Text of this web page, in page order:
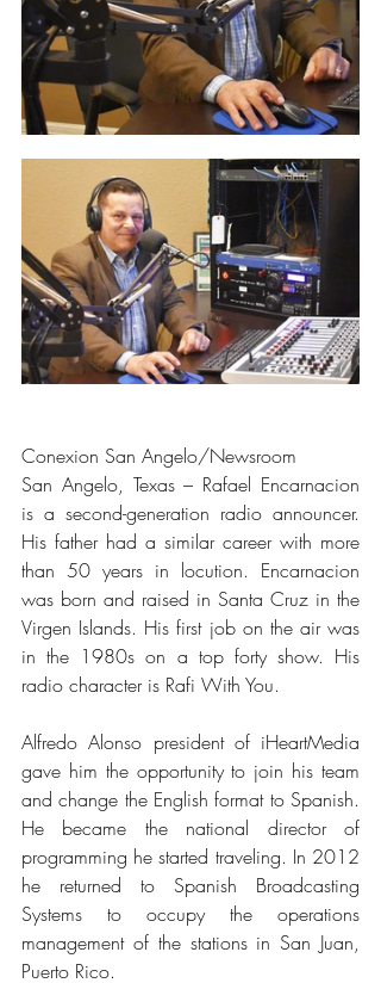
Conexion San Angelo/Newsroom
San Angelo, Texas – Rafael Encarnacion
is a second-generation radio announcer.
His father had a similar career with more
than 50 years in locution. Encarnacion
was born and raised in Santa Cruz in the
Virgen Islands. His first job on the air was
in the 1980s on a top forty show. His
radio character is Rafi With You.
Alfredo Alonso president of iHeartMedia
gave him the opportunity to join his team
and change the English format to Spanish.
He became the national director of
programming he started traveling. In 2012
he returned to Spanish Broadcasting
Systems to occupy the operations
management of the stations in San Juan,
Puerto Rico.